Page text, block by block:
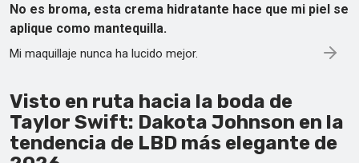
No es broma, esta crema hidratante hace que mi piel se
aplique como mantequilla.
Mi maquillaje nunca ha lucido mejor.
Visto en ruta hacia la boda de
Taylor Swift: Dakota Johnson en la
tendencia de LBD más elegante de